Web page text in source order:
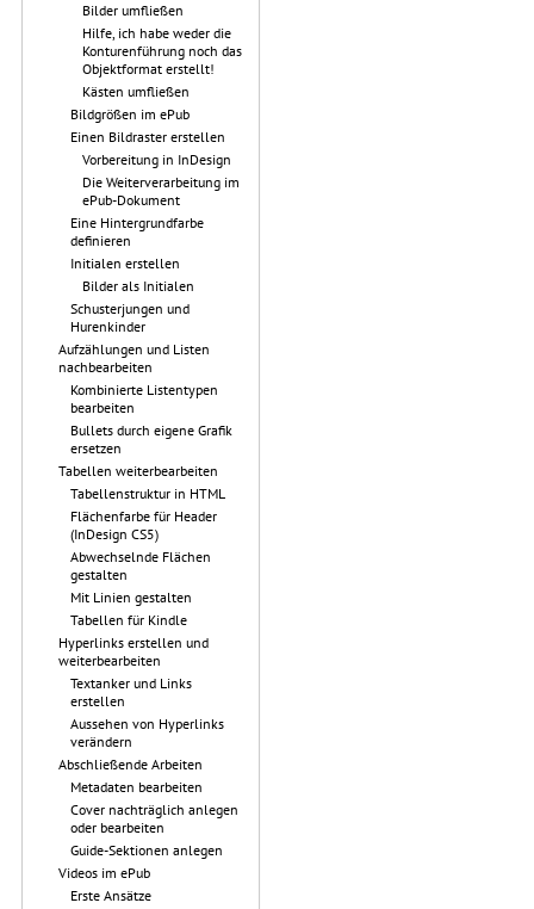
Bilder umfließen
Hilfe, ich habe weder die
Konturenführung noch das
Objektformat erstellt!
Kästen umfließen
Bildgrößen im ePub
Einen Bildraster erstellen
Vorbereitung in InDesign
Die Weiterverarbeitung im
ePub-Dokument
Eine Hintergrundfarbe
definieren
Initialen erstellen
Bilder als Initialen
Schusterjungen und
Hurenkinder
Aufzählungen und Listen
nachbearbeiten
Kombinierte Listentypen
bearbeiten
Bullets durch eigene Grafik
ersetzen
Tabellen weiterbearbeiten
Tabellenstruktur in HTML
Flächenfarbe für Header
(InDesign CS5)
Abwechselnde Flächen
gestalten
Mit Linien gestalten
Tabellen für Kindle
Hyperlinks erstellen und
weiterbearbeiten
Textanker und Links
erstellen
Aussehen von Hyperlinks
verändern
Abschließende Arbeiten
Metadaten bearbeiten
Cover nachträglich anlegen
oder bearbeiten
Guide-Sektionen anlegen
Videos im ePub
Erste Ansätze